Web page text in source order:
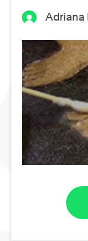
Adriana